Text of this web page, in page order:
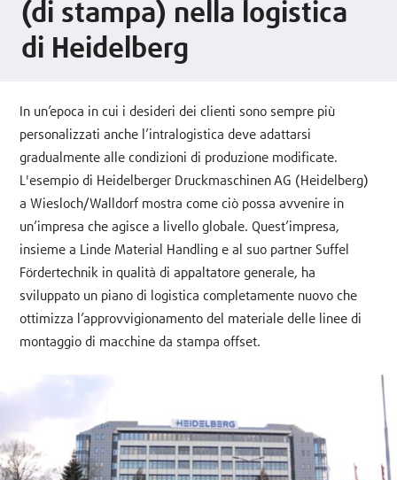
(di stampa) nella logistica
di Heidelberg
In un’epoca in cui i desideri dei clienti sono sempre più
personalizzati anche l’intralogistica deve adattarsi
gradualmente alle condizioni di produzione modificate.
L'esempio di Heidelberger Druckmaschinen AG (Heidelberg)
a Wiesloch/Walldorf mostra come ciò possa avvenire in
un’impresa che agisce a livello globale. Quest’impresa,
insieme a Linde Material Handling e al suo partner Suffel
Fördertechnik in qualità di appaltatore generale, ha
sviluppato un piano di logistica completamente nuovo che
ottimizza l’approvvigionamento del materiale delle linee di
montaggio di macchine da stampa offset.